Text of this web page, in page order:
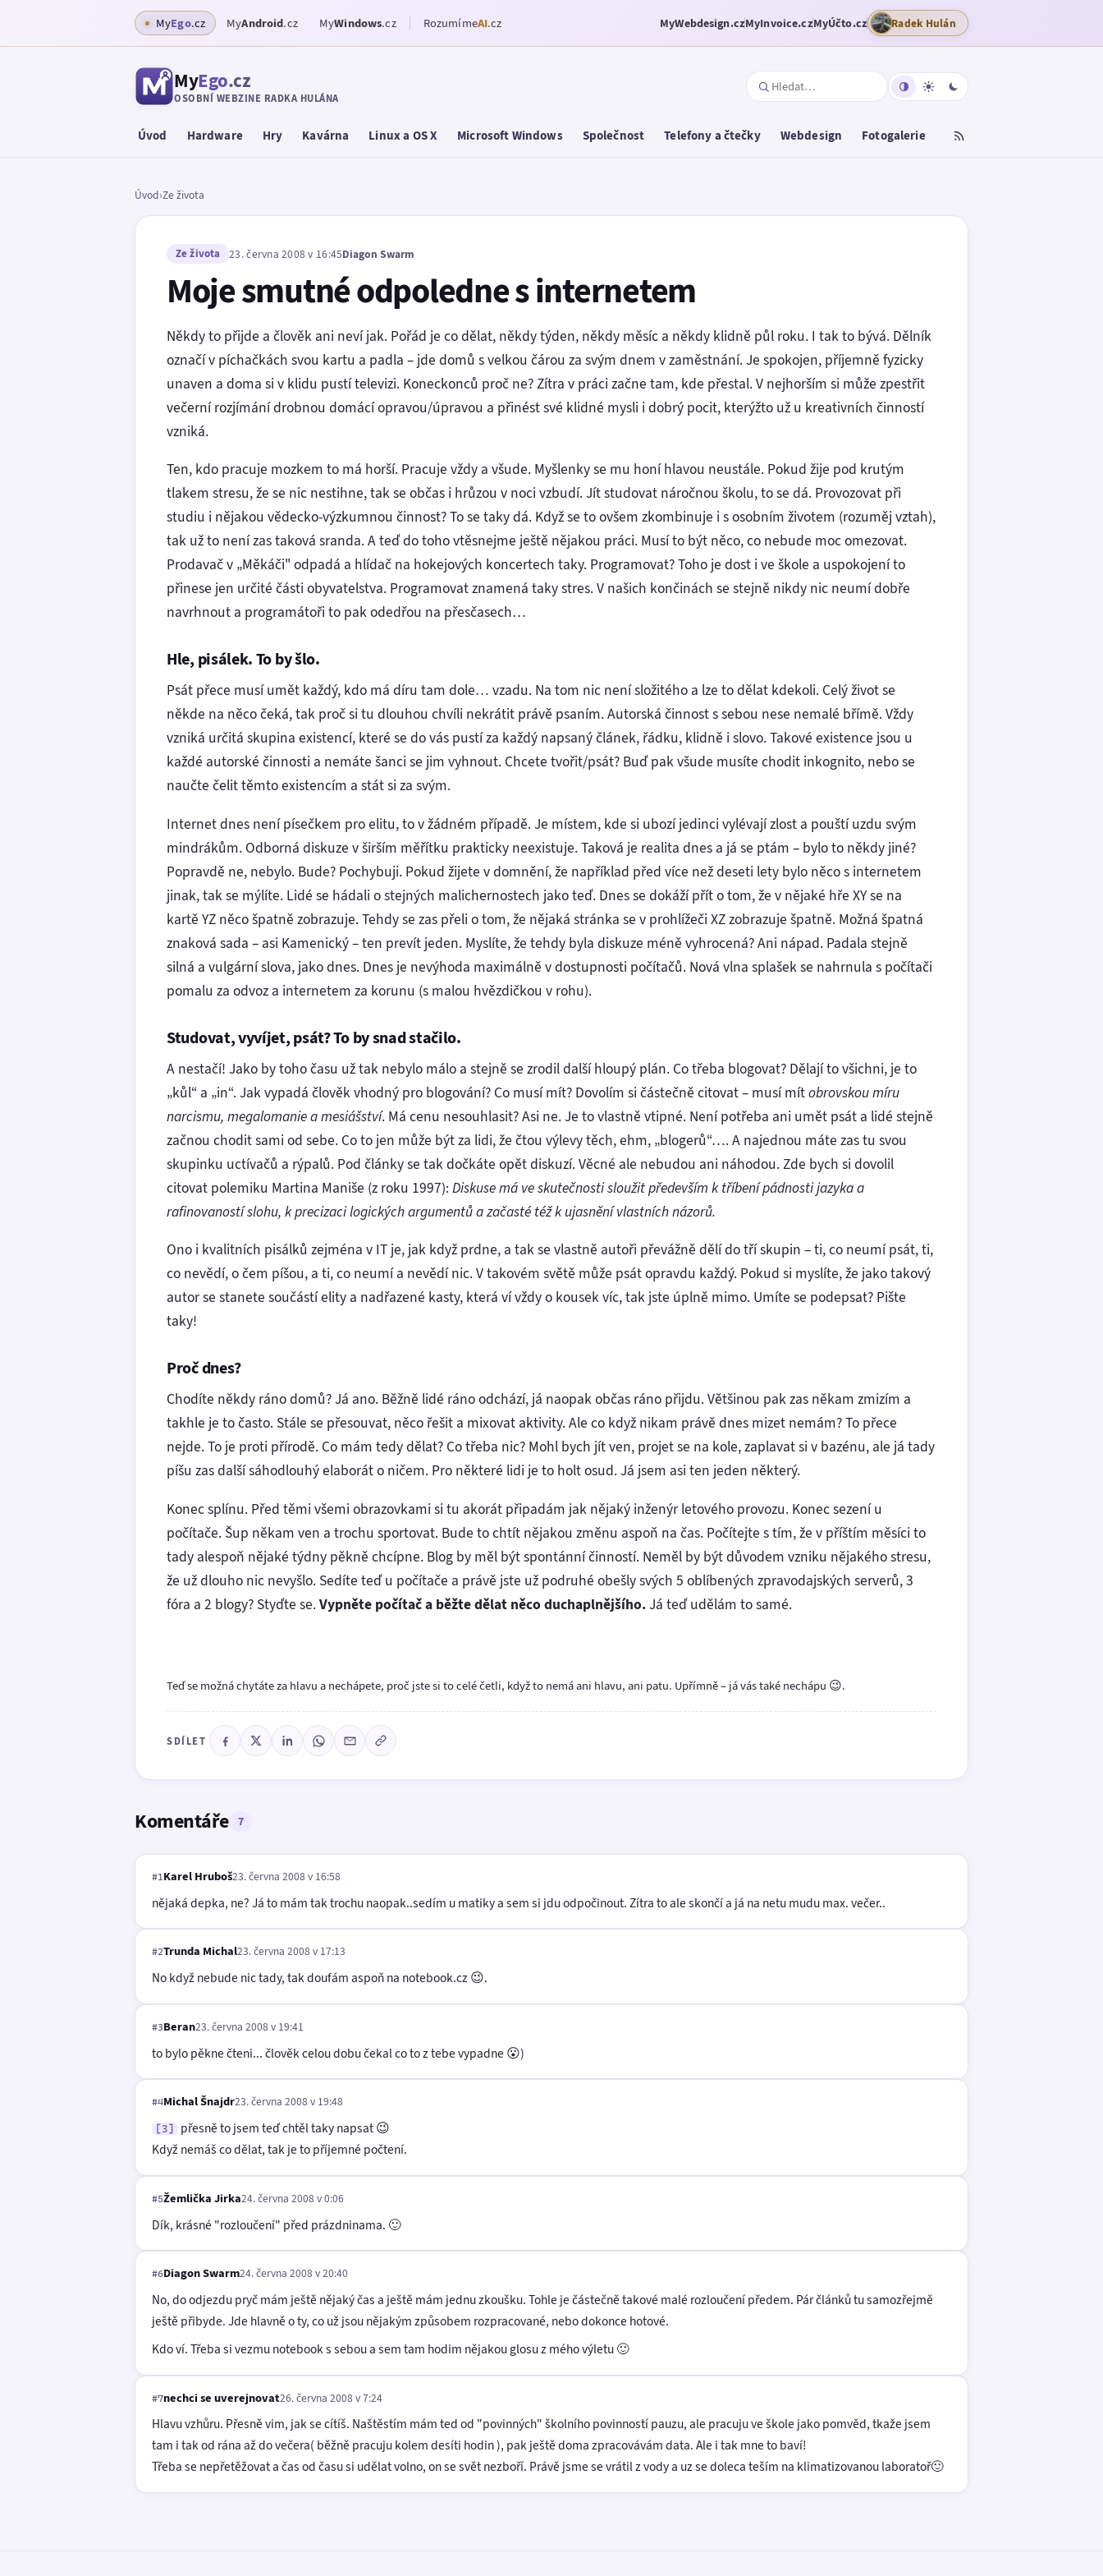
MyEgo.cz MyAndroid.cz MyWindows.cz RozumímeAI.cz MyWebdesign.czMyInvoice.czMyÚčto.cz Radek Hulán
MyEgo.cz
OSOBNÍ WEBZINE RADKA HULÁNA
Úvod Hardware Hry Kavárna Linux a OS X Microsoft Windows Společnost Telefony a čtečky Webdesign Fotogalerie
Úvod›Ze života
Ze života 23. června 2008 v 16:45Diagon Swarm
Moje smutné odpoledne s internetem
Někdy to přijde a člověk ani neví jak. Pořád je co dělat, někdy týden, někdy měsíc a někdy klidně půl roku. I tak to bývá. Dělník
označí v píchačkách svou kartu a padla – jde domů s velkou čárou za svým dnem v zaměstnání. Je spokojen, příjemně fyzicky
unaven a doma si v klidu pustí televizi. Koneckonců proč ne? Zítra v práci začne tam, kde přestal. V nejhorším si může zpestřit
večerní rozjímání drobnou domácí opravou/úpravou a přinést své klidné mysli i dobrý pocit, kterýžto už u kreativních činností
vzniká.
Ten, kdo pracuje mozkem to má horší. Pracuje vždy a všude. Myšlenky se mu honí hlavou neustále. Pokud žije pod krutým
tlakem stresu, že se nic nestihne, tak se občas i hrůzou v noci vzbudí. Jít studovat náročnou školu, to se dá. Provozovat při
studiu i nějakou vědecko-výzkumnou činnost? To se taky dá. Když se to ovšem zkombinuje i s osobním životem (rozuměj vztah),
tak už to není zas taková sranda. A teď do toho vtěsnejme ještě nějakou práci. Musí to být něco, co nebude moc omezovat.
Prodavač v „Měkáči" odpadá a hlídač na hokejových koncertech taky. Programovat? Toho je dost i ve škole a uspokojení to
přinese jen určité části obyvatelstva. Programovat znamená taky stres. V našich končinách se stejně nikdy nic neumí dobře
navrhnout a programátoři to pak odedřou na přesčasech…
Hle, pisálek. To by šlo.
Psát přece musí umět každý, kdo má díru tam dole… vzadu. Na tom nic není složitého a lze to dělat kdekoli. Celý život se
někde na něco čeká, tak proč si tu dlouhou chvíli nekrátit právě psaním. Autorská činnost s sebou nese nemalé břímě. Vždy
vzniká určitá skupina existencí, které se do vás pustí za každý napsaný článek, řádku, klidně i slovo. Takové existence jsou u
každé autorské činnosti a nemáte šanci se jim vyhnout. Chcete tvořit/psát? Buď pak všude musíte chodit inkognito, nebo se
naučte čelit těmto existencím a stát si za svým.
Internet dnes není písečkem pro elitu, to v žádném případě. Je místem, kde si ubozí jedinci vylévají zlost a pouští uzdu svým
mindrákům. Odborná diskuze v širším měřítku prakticky neexistuje. Taková je realita dnes a já se ptám – bylo to někdy jiné?
Popravdě ne, nebylo. Bude? Pochybuji. Pokud žijete v domnění, že například před více než deseti lety bylo něco s internetem
jinak, tak se mýlíte. Lidé se hádali o stejných malichernostech jako teď. Dnes se dokáží přít o tom, že v nějaké hře XY se na
kartě YZ něco špatně zobrazuje. Tehdy se zas přeli o tom, že nějaká stránka se v prohlížeči XZ zobrazuje špatně. Možná špatná
znaková sada – asi Kamenický – ten prevít jeden. Myslíte, že tehdy byla diskuze méně vyhrocená? Ani nápad. Padala stejně
silná a vulgární slova, jako dnes. Dnes je nevýhoda maximálně v dostupnosti počítačů. Nová vlna splašek se nahrnula s počítači
pomalu za odvoz a internetem za korunu (s malou hvězdičkou v rohu).
Studovat, vyvíjet, psát? To by snad stačilo.
A nestačí! Jako by toho času už tak nebylo málo a stejně se zrodil další hloupý plán. Co třeba blogovat? Dělají to všichni, je to
„kůl“ a „in“. Jak vypadá člověk vhodný pro blogování? Co musí mít? Dovolím si částečně citovat – musí mítobrovskou míru
narcismu, megalomanie a mesiášství. Má cenu nesouhlasit? Asi ne. Je to vlastně vtipné. Není potřeba ani umět psát a lidé stejně
začnou chodit sami od sebe. Co to jen může být za lidi, že čtou výlevy těch, ehm, „blogerů“…. A najednou máte zas tu svou
skupinku uctívačů a rýpalů. Pod články se tak dočkáte opět diskuzí. Věcné ale nebudou ani náhodou. Zde bych si dovolil
citovat polemiku Martina Maniše (z roku 1997):Diskuse má ve skutečnosti sloužit především k tříbení pádnosti jazyka a
rafinovaností slohu, k precizaci logických argumentů a začasté též k ujasnění vlastních názorů.
Ono i kvalitních pisálků zejména v IT je, jak když prdne, a tak se vlastně autoři převážně dělí do tří skupin – ti, co neumí psát, ti,
co nevědí, o čem píšou, a ti, co neumí a nevědí nic. V takovém světě může psát opravdu každý. Pokud si myslíte, že jako takový
autor se stanete součástí elity a nadřazené kasty, která ví vždy o kousek víc, tak jste úplně mimo. Umíte se podepsat? Pište
taky!
Proč dnes?
Chodíte někdy ráno domů? Já ano. Běžně lidé ráno odchází, já naopak občas ráno přijdu. Většinou pak zas někam zmizím a
takhle je to často. Stále se přesouvat, něco řešit a mixovat aktivity. Ale co když nikam právě dnes mizet nemám? To přece
nejde. To je proti přírodě. Co mám tedy dělat? Co třeba nic? Mohl bych jít ven, projet se na kole, zaplavat si v bazénu, ale já tady
píšu zas další sáhodlouhý elaborát o ničem. Pro některé lidi je to holt osud. Já jsem asi ten jeden některý.
Konec splínu. Před těmi všemi obrazovkami si tu akorát připadám jak nějaký inženýr letového provozu. Konec sezení u
počítače. Šup někam ven a trochu sportovat. Bude to chtít nějakou změnu aspoň na čas. Počítejte s tím, že v příštím měsíci to
tady alespoň nějaké týdny pěkně chcípne. Blog by měl být spontánní činností. Neměl by být důvodem vzniku nějakého stresu,
že už dlouho nic nevyšlo. Sedíte teď u počítače a právě jste už podruhé obešly svých 5 oblíbených zpravodajských serverů, 3
fóra a 2 blogy? Styďte se.Vypněte počítač a běžte dělat něco duchaplnějšího.Já teď udělám to samé.
Teď se možná chytáte za hlavu a nechápete, proč jste si to celé četli, když to nemá ani hlavu, ani patu. Upřímně – já vás také nechápu 😉.
SDÍLET
Komentáře 7
#1Karel Hruboš23. června 2008 v 16:58
nějaká depka, ne? Já to mám tak trochu naopak..sedím u matiky a sem si jdu odpočinout. Zítra to ale skončí a já na netu mudu max. večer..
#2Trunda Michal23. června 2008 v 17:13
No když nebude nic tady, tak doufám aspoň na notebook.cz 😉.
#3Beran23. června 2008 v 19:41
to bylo pěkne čteni... člověk celou dobu čekal co to z tebe vypadne 😮)
#4Michal Šnajdr23. června 2008 v 19:48
[3]
přesně to jsem teď chtěl taky napsat 😉
Když nemáš co dělat, tak je to příjemné počtení.
#5Žemlička Jirka24. června 2008 v 0:06
Dík, krásné "rozloučení" před prázdninama. 🙂
#6Diagon Swarm24. června 2008 v 20:40
No, do odjezdu pryč mám ještě nějaký čas a ještě mám jednu zkoušku. Tohle je částečně takové malé rozloučení předem. Pár článků tu samozřejmě
ještě přibyde. Jde hlavně o ty, co už jsou nějakým způsobem rozpracované, nebo dokonce hotové.
Kdo ví. Třeba si vezmu notebook s sebou a sem tam hodim nějakou glosu z mého výletu 🙂
#7nechci se uverejnovat26. června 2008 v 7:24
Hlavu vzhůru. Přesně vim, jak se cítíš. Naštěstím mám ted od "povinných" školního povinností pauzu, ale pracuju ve škole jako pomvěd, tkaže jsem
tam i tak od rána až do večera( běžně pracuju kolem desíti hodin ), pak ještě doma zpracovávám data. Ale i tak mne to baví!
Třeba se nepřetěžovat a čas od času si udělat volno, on se svět nezboří. Právě jsme se vrátil z vody a uz se doleca teším na klimatizovanou laboratoř🙂